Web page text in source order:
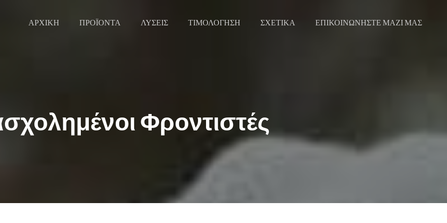
ΑΡΧΙΚΗ ΠΡΟΪΟΝΤΑ ΛΥΣΕΙΣ ΤΙΜΟΛΟΓΗΣΗ ΣΧΕΤΙΚΑ ΕΠΙΚΟΙΝΩΝΗΣΤΕ ΜΑΖΙ ΜΑΣ
Φροντιστές